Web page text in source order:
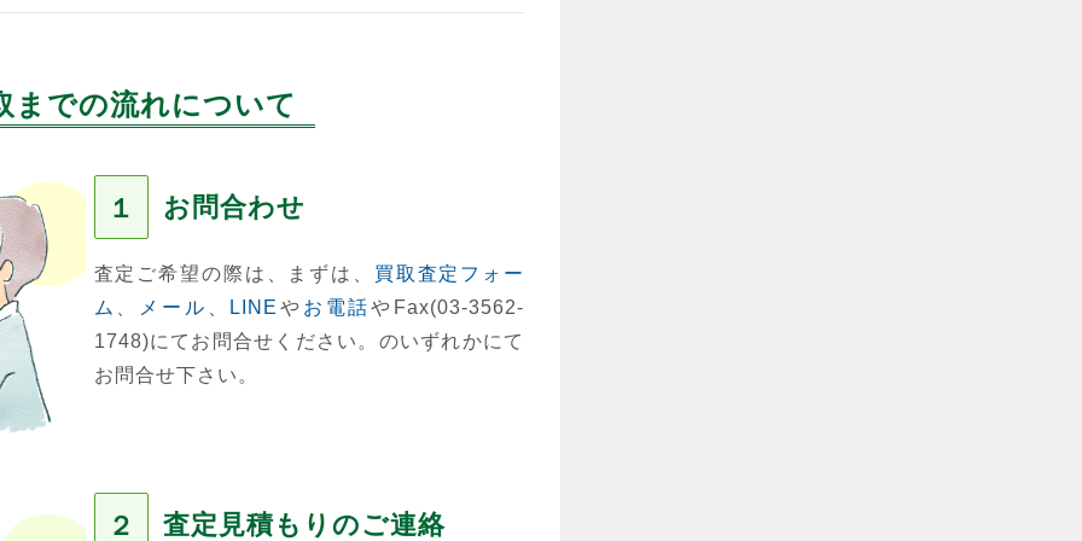
までの流れについて
１ お問合わせ
査定ご希望の際は、まずは、 買取査定フォー
ム
メール LINE や お電話やFax(03-3562-
1748)にてお問合せください。のいずれかにて
お問合せ下さい。
２ 査定見積もりのご連絡